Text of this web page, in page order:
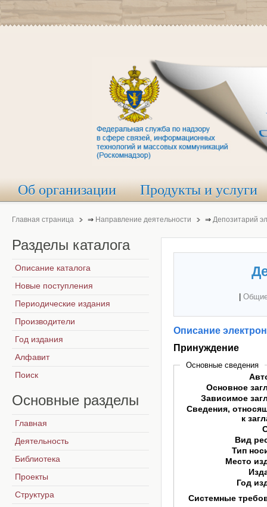
Об организации Продукты и услуги
Главная страница ⇒ Направление деятельности ⇒ Депозитарий
Описание
Принуждение
Основные сведения
Основное
Зависимое
Сведения,
к
Вид
Тип
Место
Год
Системные
Разделы каталога
Описание каталога
Новые поступления
Периодические издания
Производители
Год издания
Алфавит
Поиск
Основные разделы
Главная
Деятельность
Библиотека
Проекты
Структура